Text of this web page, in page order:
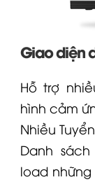
Giao diện
Hỗ trợ
hình cảm
Nhiều
Danh
load